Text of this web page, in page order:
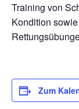
Training von
Kondition
Zum